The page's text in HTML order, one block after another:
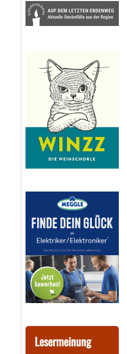
Lesermeinung